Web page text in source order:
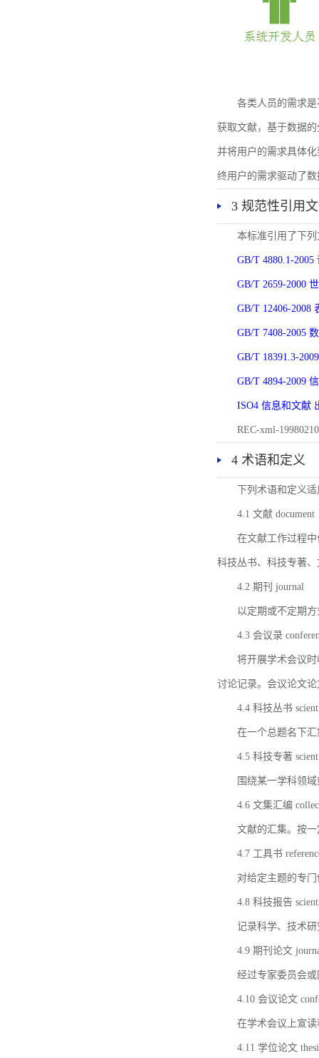
各类人员的需求
获取文献，基于数据
并将用户的需求具体
终用户的需求驱动了
3 规范性引用
本标准引用了下
GB/T 4880.1-
GB/T 2659-2000
GB/T 12406-2008
GB/T 7408-2005
GB/T 18391.3-
GB/T 4894-2009
ISO4 信息和文献
REC-xml-
4 术语和定义
下列术语和定义
4.1 文献 document
在文献工作过程
科技丛书、科技专著
4.2 期刊 journal
以定期或不定期
4.3 会议录
将开展学术会议
讨论记录。会议论文
4.4 科技丛书
在一个总题名下
4.5 科技专著
围绕某一学科领
4.6 文集汇编
文献的汇集。按
4.7 工具书
对给定主题的专
4.8 科技报告
记录科学、技术
4.9 期刊论文
经过专家委员会
4.10 会议论文
在学术会议上宣
4.11 学位论文